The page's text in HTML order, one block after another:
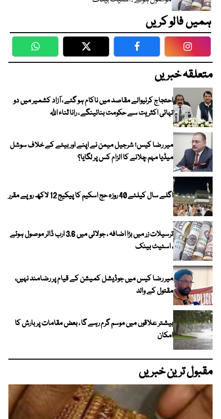
ہمیں فالو کریں
WhatsApp Twitter Facebook
متعلقہ خبریں
احتجاج کرنیوالے مقاصد میں ناکام ہو گئے ، آزاد کشمیر میں دو
تہائی اکثریت سے حکومت بنائینگے ، رانا ثناء اللہ
میر رضا کیس؛ شرجیل میمن نے اپنے اور بیٹے کے خلاف سوشل
میڈیا مہم چلانے کا الزام کس پر لگایا؟
اگلے سال کیلئے 40 روزہ حج اسکیم کا پیکیج 12 لاکھ روپے مقرر
ترسیلات زر میں بڑا اضافہ ، جولائی میں 3.6 ارب ڈالر موصول ہوئے
، اسٹیٹ بینک
میر رضا کیس میں جوڈیشل کمیشن کے قیام پر رضامند نہیں،
مقتول کے والد
بیشتر علاقوں میں موسم گرم رہے گا ، بعض مقامات پر بارش کا
امکان
مقبول ترین خبریں